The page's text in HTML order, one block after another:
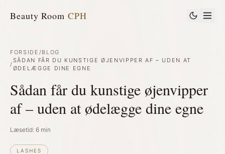
Beauty Room CPH
FORSIDE /BLOG
/
SÅDAN FÅR DU KUNSTIGE ØJENVIPPER AF – UDEN AT
ØDELÆGGE DINE EGNE
Sådan får du kunstige øjenvipper
af – uden at ødelægge dine egne
Læsetid: 6 min
LASHES